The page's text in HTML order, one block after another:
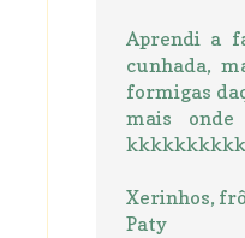
Aprendi a
cunhada,
formigas
mais onde
kkkkkkkkkk
Xerinhos,
Paty